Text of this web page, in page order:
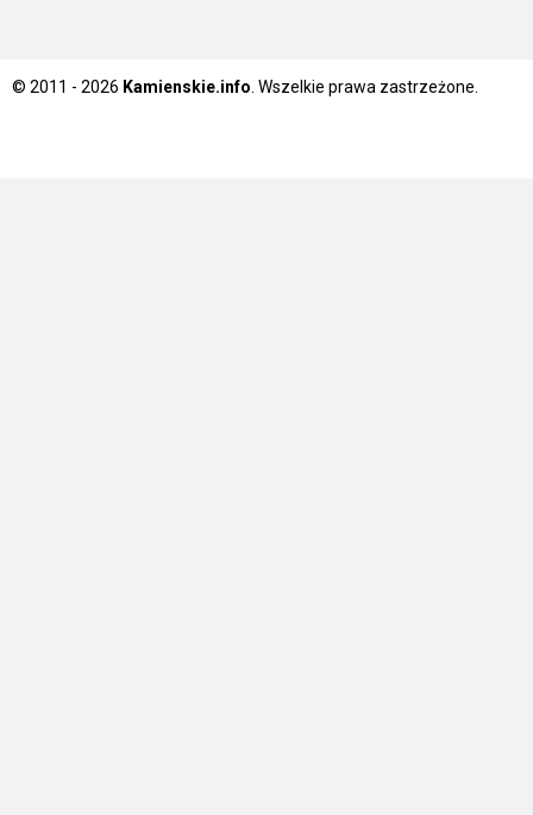
© 2011 - 2026 Kamienskie.info . Wszelkie prawa zastrzeżone.